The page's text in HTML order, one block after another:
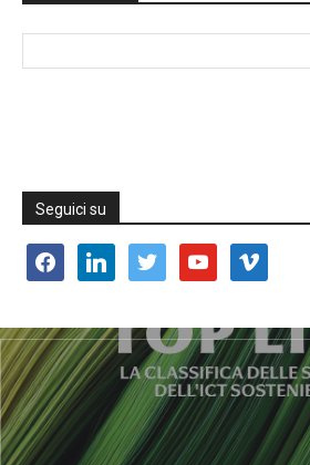
Seguici su
facebooklinkedin twitter youtube vimeo